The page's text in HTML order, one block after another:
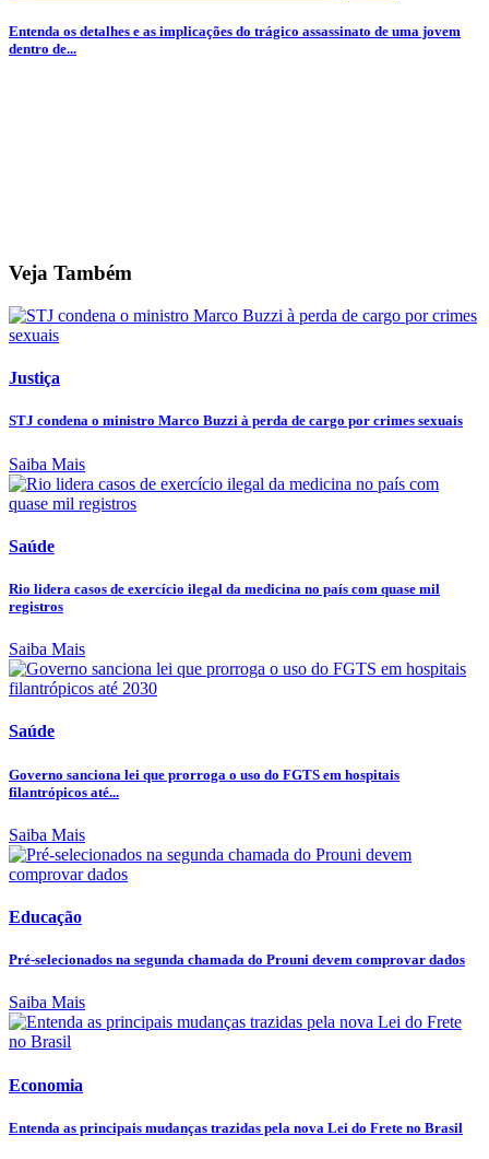
Entenda os detalhes e as implicações do trágico assassinato de uma jovem
dentro de...
Veja Também
Justiça
STJ condena o ministro Marco Buzzi à perda de cargo por crimes sexuais
Saiba Mais
Saúde
Rio lidera casos de exercício ilegal da medicina no país com quase mil
registros
Saiba Mais
Saúde
Governo sanciona lei que prorroga o uso do FGTS em hospitais
filantrópicos até...
Saiba Mais
Educação
Pré-selecionados na segunda chamada do Prouni devem comprovar dados
Saiba Mais
Economia
Entenda as principais mudanças trazidas pela nova Lei do Frete no Brasil